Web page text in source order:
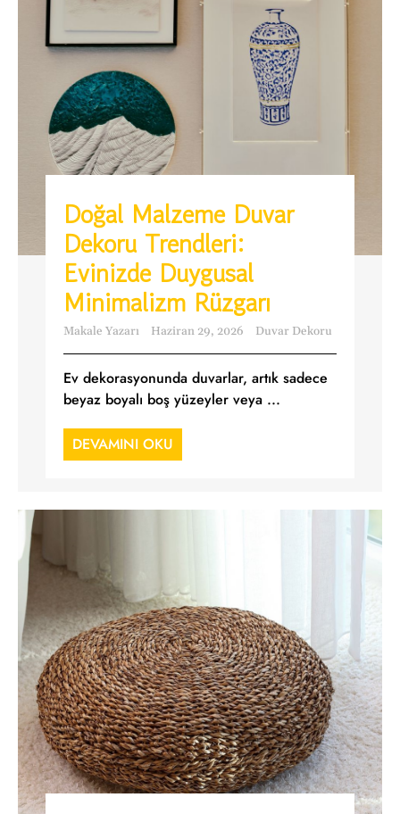
Doğal Malzeme Duvar
Dekoru Trendleri:
Evinizde Duygusal
Minimalizm Rüzgarı
Makale Yazarı Haziran 29, 2026 Duvar Dekoru
Ev dekorasyonunda duvarlar, artık sadece
beyaz boyalı boş yüzeyler veya ...
DEVAMINI OKU